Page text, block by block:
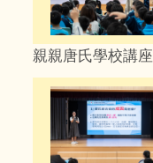
親親唐氏學校講座